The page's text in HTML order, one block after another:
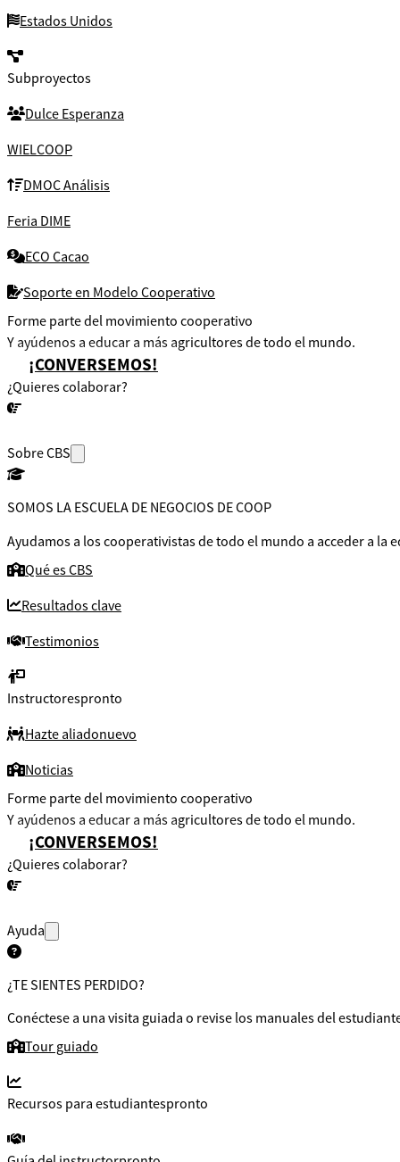
Estados Unidos
Subproyectos
Dulce Esperanza
WIELCOOP
DMOC Análisis
Feria DIME
ECO Cacao
Soporte en Modelo Cooperativo
Forme parte del movimiento cooperativo
Y ayúdenos a educar a más agricultores de todo el mundo.
¡CONVERSEMOS!
¿Quieres colaborar?
Sobre CBS
SOMOS LA ESCUELA DE NEGOCIOS DE COOP
Ayudamos a los cooperativistas de todo el mundo a acceder a la
Qué es CBS
Resultados clave
Testimonios
Instructorespronto
Hazte aliadonuevo
Noticias
Forme parte del movimiento cooperativo
Y ayúdenos a educar a más agricultores de todo el mundo.
¡CONVERSEMOS!
¿Quieres colaborar?
Ayuda
¿TE SIENTES PERDIDO?
Conéctese a una visita guiada o revise los manuales del
Tour guiado
Recursos para estudiantespronto